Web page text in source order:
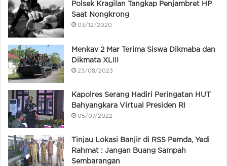
Polsek Kragilan Tangkap Penjambret HP
Saat Nongkrong
03/12/2020
Menkav 2 Mar Terima Siswa Dikmaba dan
Dikmata XLIII
23/08/2023
Kapolres Serang Hadiri Peringatan HUT
Bahyangkara Virtual Presiden RI
05/07/2022
Tinjau Lokasi Banjir di RSS Pemda, Yedi
Rahmat : Jangan Buang Sampah
Sembarangan